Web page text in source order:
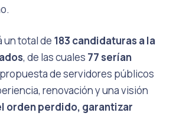
un total de 183 candidaturas a la
, de las cuales 77 serían
de servidores públicos
renovación y una visión
orden perdido, garantizar